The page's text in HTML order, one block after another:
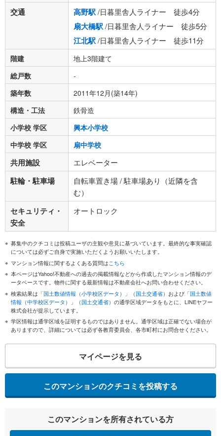
交通 高野駅/日暮里舎人ライナー 徒歩4分
扇大橋駅/日暮里舎人ライナー 徒歩5分
江北駅/日暮里舎人ライナー 徒歩11分
階建
地上3階建て
総戸数
-
築年数
2011年12月(築14年)
構造・工法
鉄骨造
小学校 学区
興本小学校
中学校 学区
扇中学校
共用施設 エレベーター
駐輪・駐車場
自転車置き場 / 駐車場あり（近隣を含
む）
セキュリティ・
安全
オートロック
募集中のクチコミは投稿ユーザの主観や意見に基づいています。最終的な事実確認
については必ずご自身で実施いただくようお願いいたします。
マンション情報に関するよくある質問はこちら
本ページはYahoo!不動産への過去の掲載情報などから作成したマンション情報のデ
ータベースです。物件に関する最新情報は不動産会社へお問い合わせください。
検索結果は 「国土数値情報（小学校区データ）」（国土交通省） および 「国土数値
情報（中学校区データ）」（国土交通省） の通学区域データをもとに、LINEヤフー
株式会社が提示しています。
学区情報は通学区域を証明するものではありません。通学区域は正確でない場合が
ありますので、詳細については必ず各教育委員会、各市町村にお問合せください。
マイページを見る
このマンションのクチコミを投稿する
このマンションを所有されている方